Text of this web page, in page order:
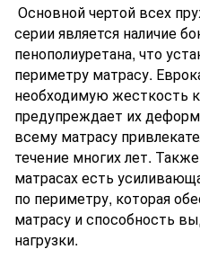
Основной чертой всех
серии является наличие
пенополиуретана, что
периметру матрасу.
необходимую жесткость
предупреждает их
всему матрасу
течение многих лет.
матрасах есть
по периметру, которая
матрасу и способность
нагрузки.